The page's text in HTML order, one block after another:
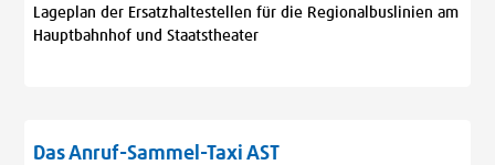
Lageplan der Ersatzhaltestellen für die Regionalbuslinien am
Hauptbahnhof und Staatstheater
Das Anruf-Sammel-Taxi AST